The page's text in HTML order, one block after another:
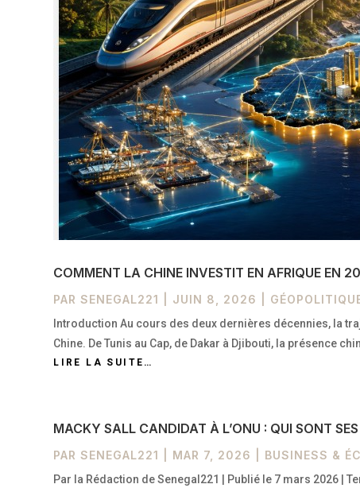
COMMENT LA CHINE INVESTIT EN AFRIQUE EN
PARSENEGAL221 JUIN 8, 2026
Introduction Au cours des deux dernières décennies, la
Chine. De Tunis au Cap, de Dakar à Djibouti, la présence
LIRE LA SUITE…
MACKY SALL CANDIDAT À L’ONU : QUI SONT
PARSENEGAL221 MAR 7, 2026 BUSINESS &
Par la Rédaction de Senegal221 | Publié le 7 mars 2026 |